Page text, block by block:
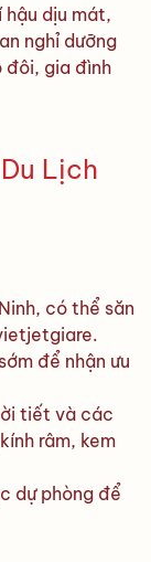
dịu mát,
nghỉ dưỡng
đôi, gia đình
Lịch
có thể săn
để nhận ưu
tiết và các
râm, kem
dự phòng để